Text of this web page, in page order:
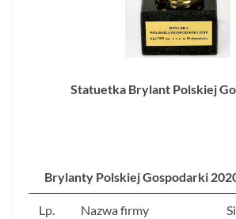
Statuetka Brylant Polskiej
Brylanty Polskiej Gospodarki
Lp. Nazwa firmy